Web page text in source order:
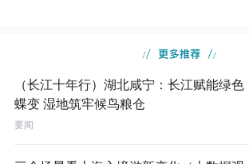
（长江十年行）湖北咸宁：长江赋能绿色
蝶变 湿地筑牢候鸟粮仓
要闻